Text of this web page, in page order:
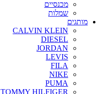
מכנסיים
שמלות
מותגים
CALVIN KLEIN
DIESEL
JORDAN
LEVIS
FILA
NIKE
PUMA
TOMMY HILFIGER